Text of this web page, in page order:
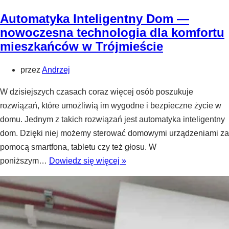
Automatyka Inteligentny Dom —
nowoczesna technologia dla komfortu
mieszkańców w Trójmieście
przezAndrzej
W dzisiejszych czasach coraz więcej osób poszukuje
rozwiązań, które umożliwią im wygodne i bezpieczne życie w
domu. Jednym z takich rozwiązań jest automatyka inteligentny
dom. Dzięki niej możemy sterować domowymi urządzeniami za
pomocą smartfona, tabletu czy też głosu. W
poniższym… Dowiedz się więcej »Automatyka
Inteligentny
Dom